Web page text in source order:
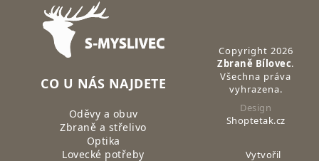
Zápatí
CO U NÁS NAJDETE
Oděvy a obuv
Zbraně a střelivo
Optika
Lovecké potřeby
Copyright 2026
Zbraně Bílovec.
Všechna práva
vyhrazena.
Design
Shoptetak.cz
Vytvořil